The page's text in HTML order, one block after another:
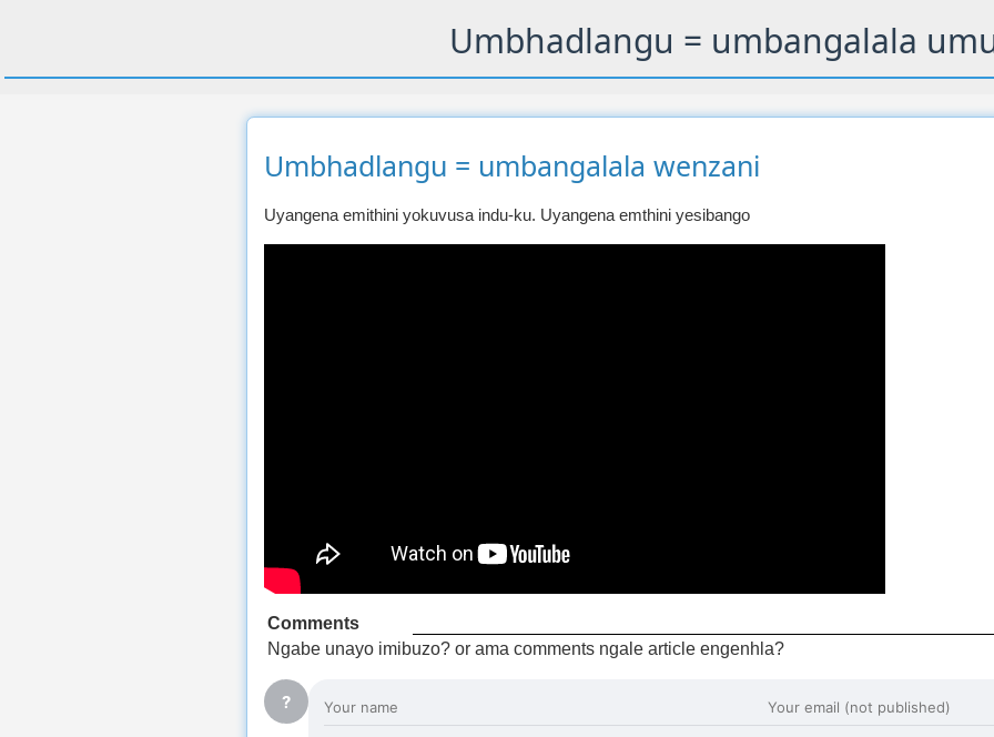
Umbhadlangu = umbangalala
Umbhadlangu = umbangalala wenzani
Uyangena emithini yokuvusa indu-ku. Uyangena emthini yesibango
Comments
Ngabe unayo imibuzo? or ama comments ngale article engenhla?
?